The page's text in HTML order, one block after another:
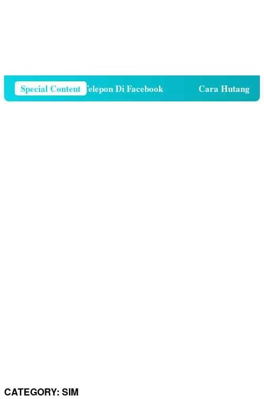
Special Content
Nomor Telepon Di Facebook Cara Hutang
CATEGORY: SIM